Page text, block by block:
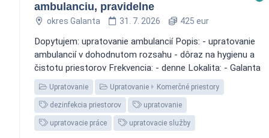
ambulanciu, pravidelne
okres Galanta 31. 7. 2026 425 eur
Dopytujem: upratovanie ambulancií Popis: - upratovanie
ambulancií v dohodnutom rozsahu - dôraz na hygienu a
čistotu priestorov Frekvencia: - denne Lokalita: - Galanta
Upratovanie Upratovanie Komerčné priestory
dezinfekcia priestorov upratovanie
upratovacie práce upratovacie služby